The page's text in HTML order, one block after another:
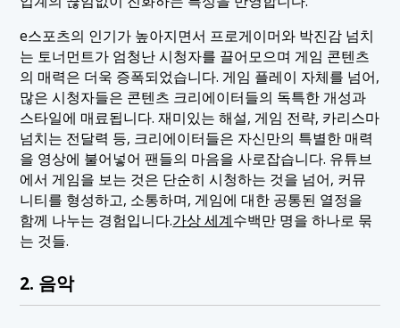
e스포츠의 인기가 높아지면서 프로게이머와 박진감 넘치
는 토너먼트가 엄청난 시청자를 끌어모으며 게임 콘텐츠
의 매력은 더욱 증폭되었습니다. 게임 플레이 자체를 넘어,
많은 시청자들은 콘텐츠 크리에이터들의 독특한 개성과
스타일에 매료됩니다. 재미있는 해설, 게임 전략, 카리스마
넘치는 전달력 등, 크리에이터들은 자신만의 특별한 매력
을 영상에 불어넣어 팬들의 마음을 사로잡습니다. 유튜브
에서 게임을 보는 것은 단순히 시청하는 것을 넘어, 커뮤
니티를 형성하고, 소통하며, 게임에 대한 공통된 열정을
함께 나누는 경험입니다.가상 세계수백만 명을 하나로 묶
는 것들.
2. 음악